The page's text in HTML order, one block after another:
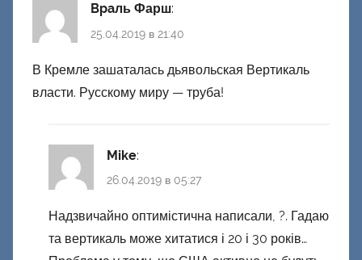
Bpaль Фарш:
25.04.2019 в 21:40
В Кремле зашаталась дьявольская Вертикаль
власти. Русскому миру — труба!
Mike:
26.04.2019 в 05:27
Надзвичайно оптимістична написали, ?. Гадаю
та вертикаль може хитатися і 20 і 30 років…